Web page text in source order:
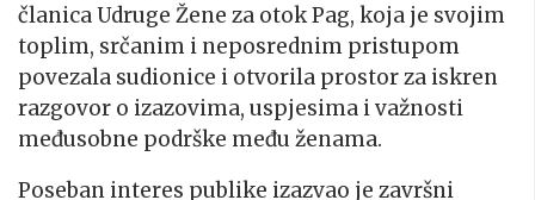
članica Udruge Žene za otok Pag, koja je svojim
toplim, srčanim i neposrednim pristupom
povezala sudionice i otvorila prostor za iskren
razgovor o izazovima, uspjesima i važnosti
međusobne podrške među ženama.
Poseban interes publike izazvao je završni